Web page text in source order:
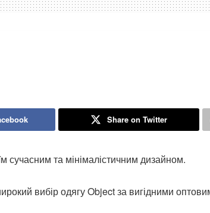
Share on Twitter
сучасним та мінімалістичним дизайном.
вибір одягу Object за вигідними